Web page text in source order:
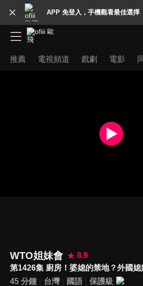
APP 免登入，手機觀看最佳選擇
推薦 電視頻道 戲劇 電影
WTO姐妹會
8.9
第1426集 廚房！婆媳的禁地？外國媳
45 分鐘
台灣 國語
保護級